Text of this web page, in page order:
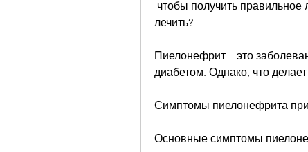
лечить?
Пиелонефрит – это
диабетом. Однако, что
Симптомы пиелонефрита
Основные симптомы